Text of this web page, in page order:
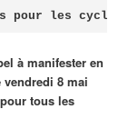
pour les
à manifester en
8 mai
tous les